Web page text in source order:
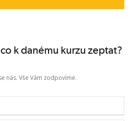
k danému kurzu zeptat?
nás. Vše Vám zodpovíme.